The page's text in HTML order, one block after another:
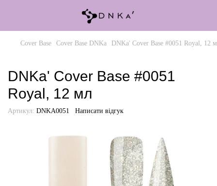
Cover Base Cover Base DNKa DNKa' Cover Base #0051 Royal, 12
DNKa' Cover Base #0051
Royal, 12 мл
Артикул: DNKA0051 Написати відгук